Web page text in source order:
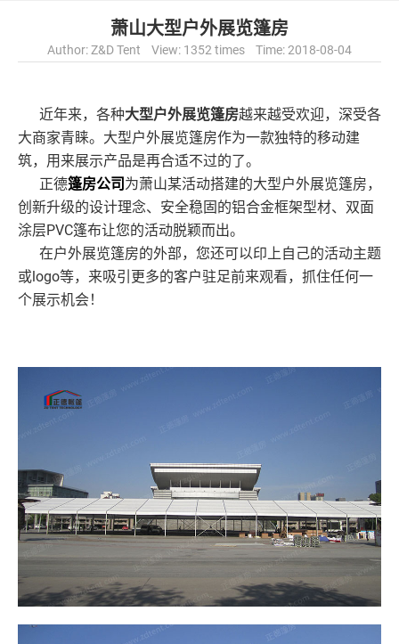
萧山大型户外展览篷房
Author: Z&D Tent View: 1352 times Time: 2018-08-04
近年来，各种大型户外展览篷房越来越受欢迎，深受各
大商家青睐。大型户外展览篷房作为一款独特的移动建
筑，用来展示产品是再合适不过的了。
正德篷房公司 为萧山某活动搭建的大型户外展览篷房，
创新升级的设计理念、安全稳固的铝合金框架型材、双面
涂层PVC篷布让您的活动脱颖而出。
在户外展览篷房的外部，您还可以印上自己的活动主题
或logo等，来吸引更多的客户驻足前来观看，抓住任何一
个展示机会！